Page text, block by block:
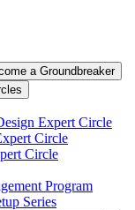
a Groundbreaker
Expert Circle
Circle
Circle
Program
Series